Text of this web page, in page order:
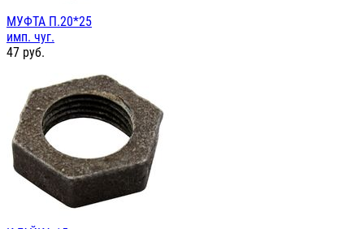
МУФТА П.20*25
имп. чуг.
47 руб.